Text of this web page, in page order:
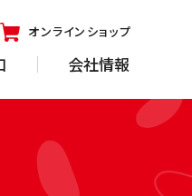
オンラインショップ
会社情報